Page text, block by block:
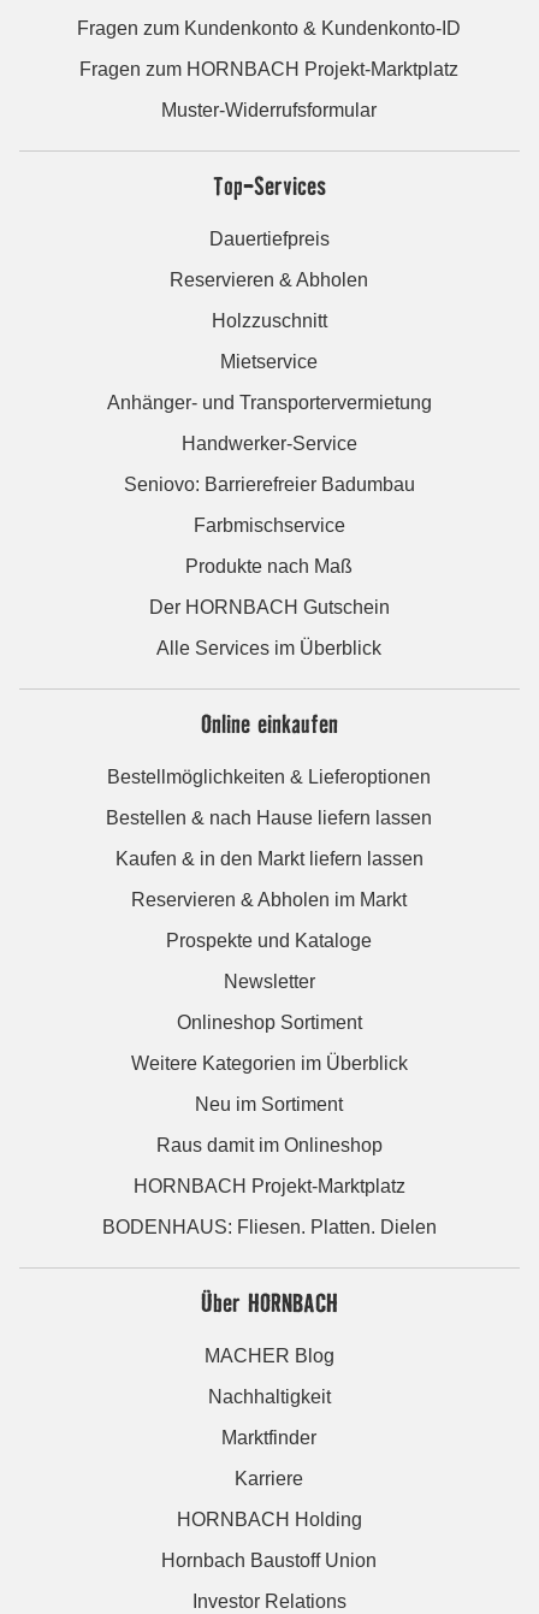
Fragen zum Kundenkonto & Kundenkonto-ID
Fragen zum HORNBACH Projekt-Marktplatz
Muster-Widerrufsformular
Top-Services
Dauertiefpreis
Reservieren & Abholen
Holzzuschnitt
Mietservice
Anhänger- und Transportervermietung
Handwerker-Service
Seniovo: Barrierefreier Badumbau
Farbmischservice
Produkte nach Maß
Der HORNBACH Gutschein
Alle Services im Überblick
Online einkaufen
Bestellmöglichkeiten & Lieferoptionen
Bestellen & nach Hause liefern lassen
Kaufen & in den Markt liefern lassen
Reservieren & Abholen im Markt
Prospekte und Kataloge
Newsletter
Onlineshop Sortiment
Weitere Kategorien im Überblick
Neu im Sortiment
Raus damit im Onlineshop
HORNBACH Projekt-Marktplatz
BODENHAUS: Fliesen. Platten. Dielen
Über HORNBACH
MACHER Blog
Nachhaltigkeit
Marktfinder
Karriere
HORNBACH Holding
Hornbach Baustoff Union
Investor Relations